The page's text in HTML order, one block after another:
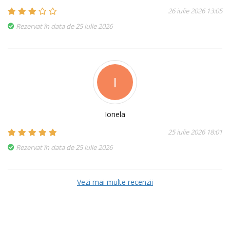
26 iulie 2026 13:05
Rezervat în data de 25 iulie 2026
I
Ionela
25 iulie 2026 18:01
Rezervat în data de 25 iulie 2026
Vezi mai multe recenzii